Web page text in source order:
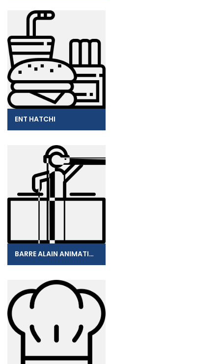
ENT HATCHI
BARRE ALAIN ANIMATION